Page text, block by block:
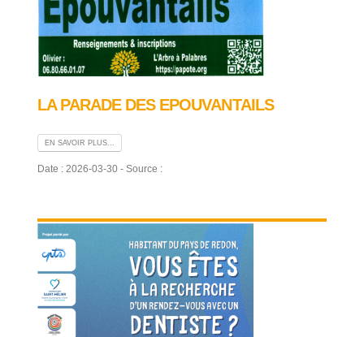
LA PARADE DES EPOUVANTAILS
EN SAVOIR PLUS...
Date : 2026-03-30 - Source :